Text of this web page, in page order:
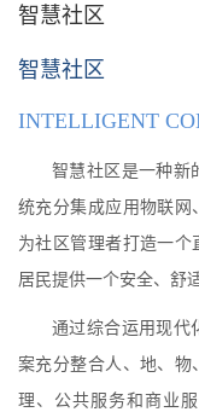
智慧社区
智慧社区
INTELLIGENT
智慧社区是一种新
统充分集成应用物联网
为社区管理者打造一
居民提供一个安全、舒
通过综合运用现代
案充分整合人、地、物
理、公共服务和商业